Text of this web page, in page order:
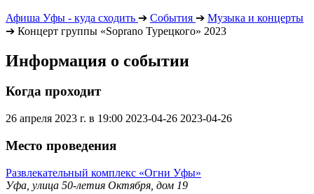
Афиша Уфы - куда сходить ➔ События ➔ Музыка и концерты
➔ Концерт группы «Soprano Турецкого» 2023
Информация о событии
Когда проходит
26 апреля 2023 г. в 19:00 2023-04-26 2023-04-26
Место проведения
Развлекательный комплекс «Огни Уфы»
Уфа, улица 50-летия Октября, дом 19